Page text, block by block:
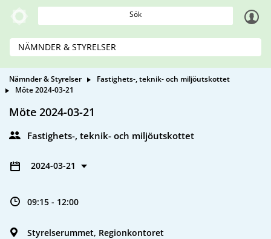
Sök
NÄMNDER & STYRELSER
Nämnder & Styrelser
Fastighets-, teknik- och miljöutskottet
Möte 2024-03-21
Möte 2024-03-21
Fastighets-, teknik- och miljöutskottet
2024-03-21
09:15 - 12:00
Styrelserummet, Regionkontoret